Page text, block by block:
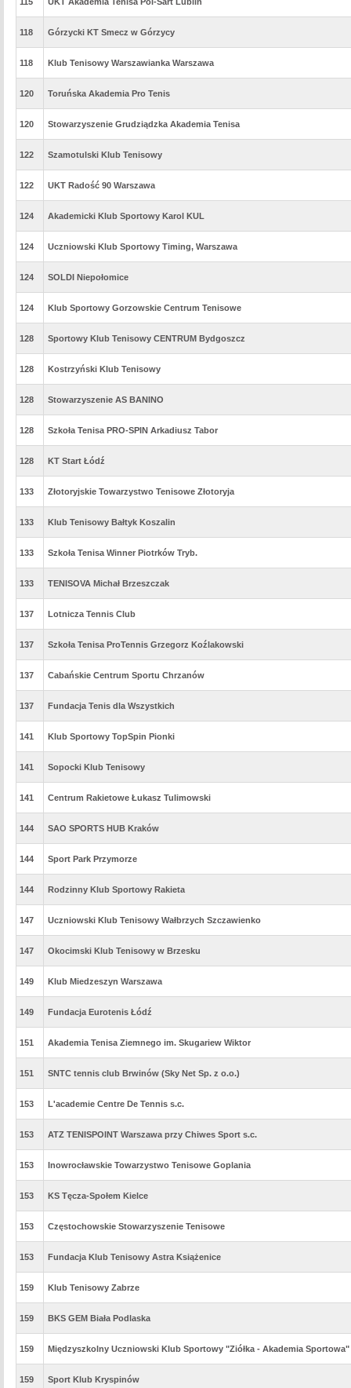
118 Górzycki KT Smecz w Górzycy
118 Klub Tenisowy Warszawianka Warszawa
120 Toruńska Akademia Pro Tenis
120 Stowarzyszenie Grudziądzka Akademia Tenisa
122 Szamotulski Klub Tenisowy
122 UKT Radość 90 Warszawa
124 Akademicki Klub Sportowy Karol KUL
124 Uczniowski Klub Sportowy Timing, Warszawa
124 SOLDI Niepołomice
124 Klub Sportowy Gorzowskie Centrum Tenisowe
128 Sportowy Klub Tenisowy CENTRUM Bydgoszcz
128 Kostrzyński Klub Tenisowy
128 Stowarzyszenie AS BANINO
128 Szkoła Tenisa PRO-SPIN Arkadiusz Tabor
128 KT Start Łódź
133 Złotoryjskie Towarzystwo Tenisowe Złotoryja
133 Klub Tenisowy Bałtyk Koszalin
133 Szkoła Tenisa Winner Piotrków Tryb.
133 TENISOVA Michał Brzeszczak
137 Lotnicza Tennis Club
137 Szkoła Tenisa ProTennis Grzegorz Koźlakowski
137 Cabańskie Centrum Sportu Chrzanów
137 Fundacja Tenis dla Wszystkich
141 Klub Sportowy TopSpin Pionki
141 Sopocki Klub Tenisowy
141 Centrum Rakietowe Łukasz Tulimowski
144 SAO SPORTS HUB Kraków
144 Sport Park Przymorze
144 Rodzinny Klub Sportowy Rakieta
147 Uczniowski Klub Tenisowy Wałbrzych Szczawienko
147 Okocimski Klub Tenisowy w Brzesku
149 Klub Miedzeszyn Warszawa
149 Fundacja Eurotenis Łódź
151 Akademia Tenisa Ziemnego im. Skugariew Wiktor
151 SNTC tennis club Brwinów (Sky Net Sp. z o.o.)
153 L'academie Centre De Tennis s.c.
153 ATZ TENISPOINT Warszawa przy Chiwes Sport s.c.
153 Inowrocławskie Towarzystwo Tenisowe Goplania
153 KS Tęcza-Społem Kielce
153 Częstochowskie Stowarzyszenie Tenisowe
153 Fundacja Klub Tenisowy Astra Książenice
159 Klub Tenisowy Zabrze
159 BKS GEM Biała Podlaska
159 Międzyszkolny Uczniowski Klub Sportowy "Ziółka - Akademia Sportowa"
159 Sport Klub Kryspinów